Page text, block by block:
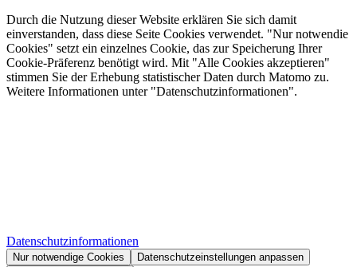
Durch die Nutzung dieser Website erklären Sie sich damit
einverstanden, dass diese Seite Cookies verwendet. "Nur notwendie
Cookies" setzt ein einzelnes Cookie, das zur Speicherung Ihrer
Cookie-Präferenz benötigt wird. Mit "Alle Cookies akzeptieren"
stimmen Sie der Erhebung statistischer Daten durch Matomo zu.
Weitere Informationen unter "Datenschutzinformationen".
Datenschutzinformationen
Nur notwendige Cookies
Datenschutzeinstellungen anpassen